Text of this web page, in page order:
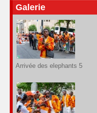
Galerie
Arrivée des elephants 5